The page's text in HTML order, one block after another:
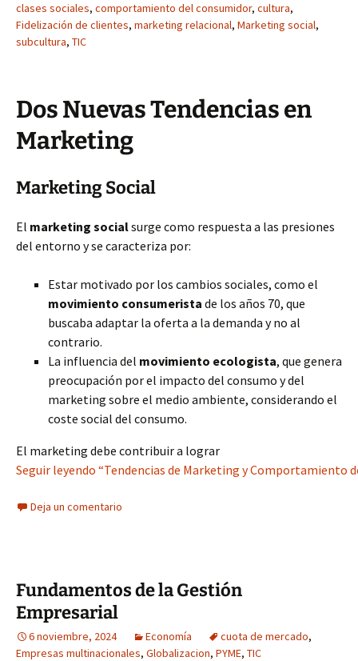
clases sociales, comportamiento del consumidor, cultura,
Fidelización de clientes, marketing relacional, Marketing social,
subcultura, TIC
Dos Nuevas Tendencias en
Marketing
Marketing Social
El marketing socialsurge como respuesta a las presiones
del entorno y se caracteriza por:
Estar motivado por los cambios sociales, como el
movimiento consumerista de los años 70, que
buscaba adaptar la oferta a la demanda y no al
contrario.
La influencia del movimiento ecologista, que genera
preocupación por el impacto del consumo y del
marketing sobre el medio ambiente, considerando el
coste social del consumo.
El marketing debe contribuir a lograr
Seguir leyendo “Tendencias de Marketing y Comportamiento
Deja un comentario
Fundamentos de la Gestión
Empresarial
6 noviembre, 2024 Economía cuota de mercado,
Empresas multinacionales, Globalizacion, PYME, TIC